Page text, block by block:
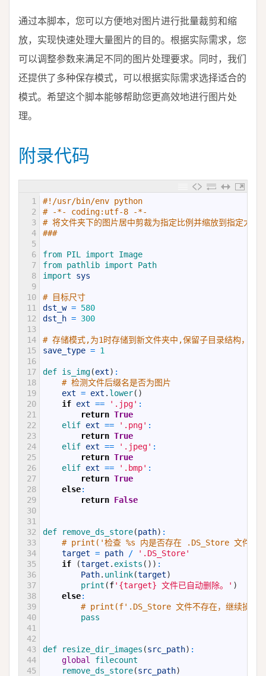
通过本脚本，您可以方便地对图片进行批量裁剪和缩
放，实现快速处理大量图片的目的。根据实际需求，您
可以调整参数来满足不同的图片处理要求。同时，我们
还提供了多种保存模式，可以根据实际需求选择适合的
模式。希望这个脚本能够帮助您更高效地进行图片处
理。
附录代码
1
2
3
4
5
6
7
8
9
10
11
12
13
14
15
16
17
18
19
20
21
22
23
24
25
26
27
28
29
30
31
32
33
34
35
36
37
38
39
40
41
42
43
44
45
#!/usr/bin/env python
# -*- coding:utf-8 -*-
# 将文件夹下的图片居中剪裁为指定比例并缩放到指定大小
###
from PIL import Image
from pathlib import Path
import sys
# 目标尺寸
dst_w = 580
dst_h = 300
# 存储模式,为1时存储到新文件夹中,保留子目录结构，为2
save_type = 1
def is_img(ext) :
# 检测文件后缀名是否为图片
ext = ext . lower( )
if ext == '.jpg' :
return True
elif ext == '.png' :
return True
elif ext == '.jpeg' :
return True
elif ext == '.bmp' :
return True
else:
return False
def remove_ds_store(path) :
# print('检查 %s 内是否存在 .DS_Store 文件
target = path /
'.DS_Store'
if
(target . exists ( ) ) :
Path. unlink(target)
print (f'{target} 文件已自动删除。' )
else:
# print(f'.DS_Store 文件不存在，继续操作
pass
def resize_dir_images (src_path) :
global
filecount
remove_ds_store(src_path)